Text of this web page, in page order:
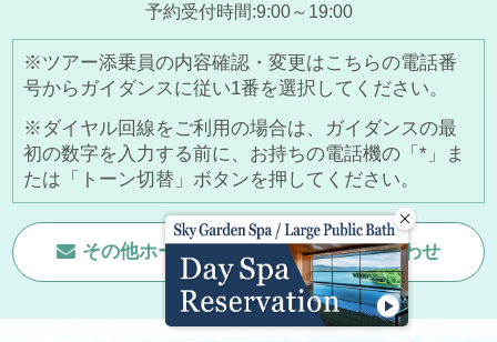
予約受付時間:9:00～19:00
※ツアー添乗員の内容確認・変更はこちらの電話番
号からガイダンスに従い1番を選択してください。
※ダイヤル回線をご利用の場合は、ガイダンスの最
初の数字を入力する前に、お持ちの電話機の「*」ま
たは「トーン切替」ボタンを押してください。
その他ホームページに関するお問い合わせ